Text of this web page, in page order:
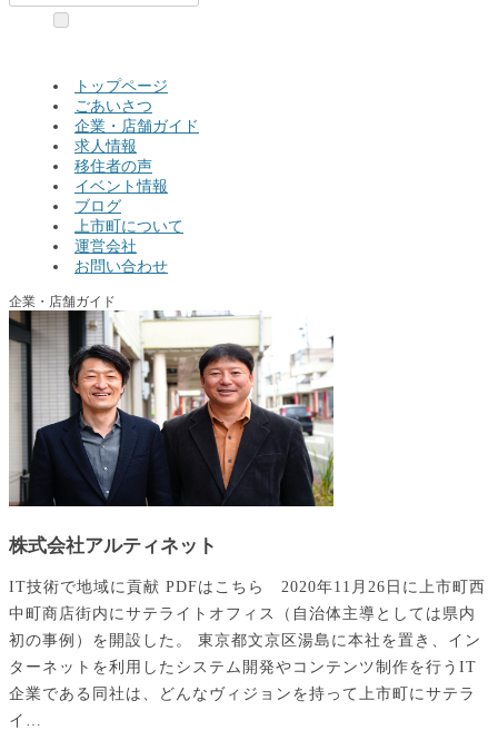
トップページ
ごあいさつ
企業・店舗ガイド
求人情報
移住者の声
イベント情報
ブログ
上市町について
運営会社
お問い合わせ
企業・店舗ガイド
株式会社アルティネット
IT技術で地域に貢献 PDFはこちら 2020年11月26日に上市町西
中町商店街内にサテライトオフィス（自治体主導としては県内
初の事例）を開設した。 東京都文京区湯島に本社を置き、イン
ターネットを利用したシステム開発やコンテンツ制作を行うIT
企業である同社は、どんなヴィジョンを持って上市町にサテラ
イ…